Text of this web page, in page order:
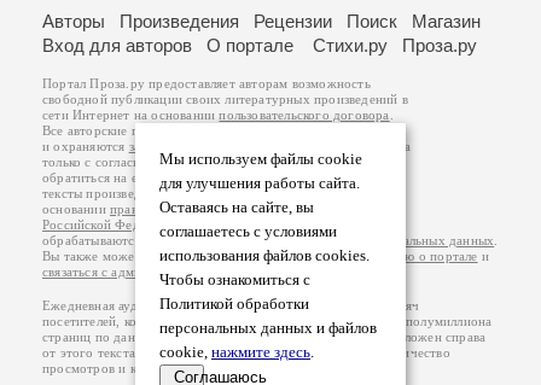
Мы используем файлы cookie
для улучшения работы сайта.
Оставаясь на сайте, вы
соглашаетесь с условиями
использования файлов cookies.
Чтобы ознакомиться с
Политикой обработки
персональных данных и файлов
cookie, нажмите здесь.
Соглашаюсь
Авторы Произведения Рецензии Поиск
Магазин
Вход для авторов
О портале Стихи.ру Проза.ру
Портал Проза.ру предоставляет авторам возможность
свободной публикации своих литературных произведений в
сети Интернет на основаниипользовательского договора
Все авторские права на произведения принадлежат авторам
и охраняются законом
. Перепечатка произведений возможна
только с согласия его автора, к которому вы можете
обратиться на его авторской странице. Ответственность за
тексты произведений авторы несут самостоятельно на
основанииправил публикацииизаконодательства
Российской Федерации
обрабатываются на основанииПолитики обработки персональных данных
Вы также можете посмотреть более подробнуюинформацию о портале и
связаться с администрацией
Ежедневная аудитория портала Проза.ру – порядка 100 тысяч
посетителей, которые в общей сумме просматривают более полумиллиона
страниц по данным счетчика посещаемости, который расположен справа
от этого текста. В каждой графе указано по две цифры: количество
просмотров и количество посетителей.